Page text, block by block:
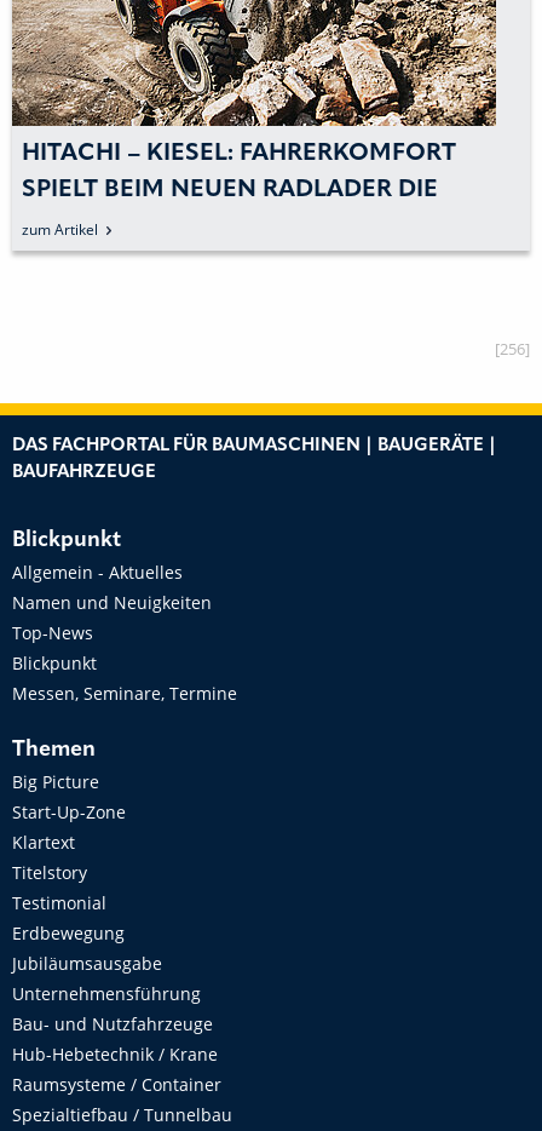
HITACHI – KIESEL: FAHRERKOMFORT
SPIELT BEIM NEUEN RADLADER DIE
HAUPTROLLE
zum Artikel
[256]
DAS FACHPORTAL FÜR BAUMASCHINEN | BAUGERÄTE |
BAUFAHRZEUGE
Blickpunkt
Allgemein - Aktuelles
Namen und Neuigkeiten
Top-News
Blickpunkt
Messen, Seminare, Termine
Themen
Big Picture
Start-Up-Zone
Klartext
Titelstory
Testimonial
Erdbewegung
Jubiläumsausgabe
Unternehmensführung
Bau- und Nutzfahrzeuge
Hub-Hebetechnik / Krane
Raumsysteme / Container
Spezialtiefbau / Tunnelbau